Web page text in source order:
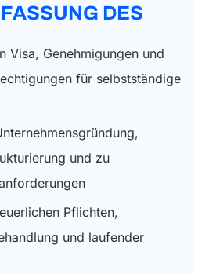
DES
Visa, Genehmigungen und
für selbstständige
und zu
Pflichten,
und laufender